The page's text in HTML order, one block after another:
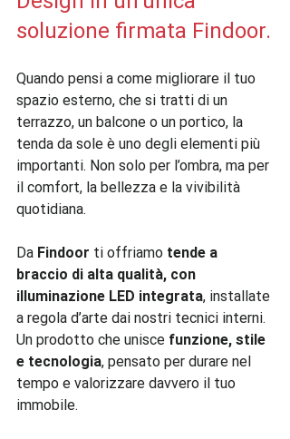
soluzione firmata Findoor.
Quando pensi a come migliorare il tuo
spazio esterno, che si tratti di un
terrazzo, un balcone o un portico, la
tenda da sole è uno degli elementi più
importanti. Non solo per l’ombra, ma per
il comfort, la bellezza e la vivibilità
quotidiana.
Da Findoor ti offriamo tende a
braccio di alta qualità, con
illuminazione LED integrata, installate
a regola d’arte dai nostri tecnici interni.
Un prodotto che unisce funzione, stile
e tecnologia, pensato per durare nel
tempo e valorizzare davvero il tuo
immobile.